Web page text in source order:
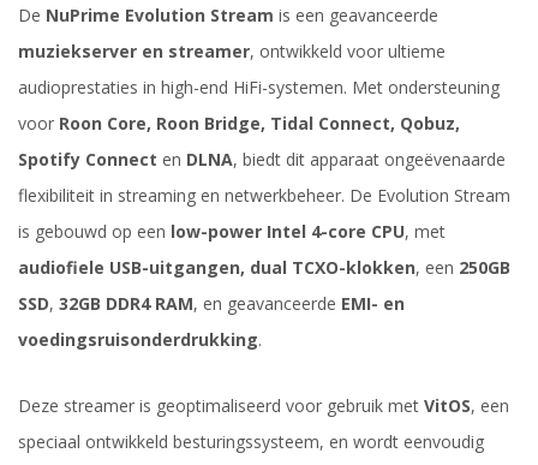
De NuPrime Evolution Stream is een geavanceerde
muziekserver en streamer, ontwikkeld voor ultieme
audioprestaties in high-end HiFi-systemen. Met ondersteuning
voor Roon Core, Roon Bridge, Tidal Connect, Qobuz,
Spotify Connect en DLNA, biedt dit apparaat ongeëvenaarde
flexibiliteit in streaming en netwerkbeheer. De Evolution Stream
is gebouwd op een low-power Intel 4-core CPU, met
audiofiele USB-uitgangen, dual TCXO-klokken, een 250GB
SSD, 32GB DDR4 RAM, en geavanceerde EMI- en
voedingsruisonderdrukking.
Deze streamer is geoptimaliseerd voor gebruik met VitOS, een
speciaal ontwikkeld besturingssysteem, en wordt eenvoudig